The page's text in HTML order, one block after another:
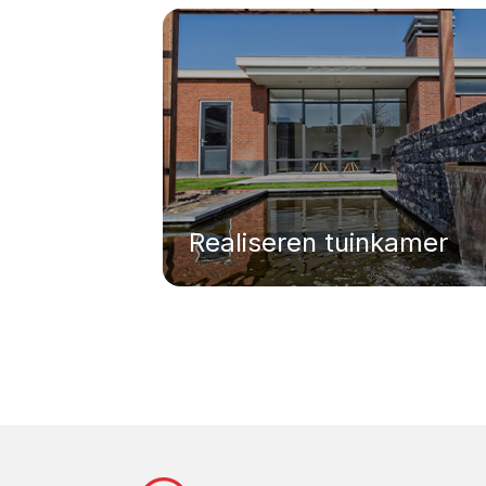
Realiseren tuinkamer